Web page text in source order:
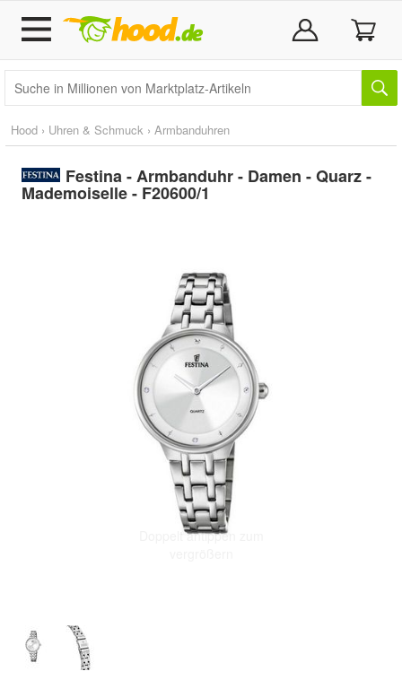
Hood › Uhren & Schmuck › Armbanduhren
Festina - Armbanduhr - Damen - Quarz -
Mademoiselle - F20600/1
Doppelt antippen zum